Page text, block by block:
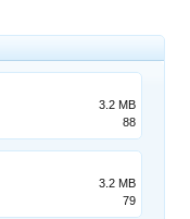
3.2 MB
88
3.2 MB
79